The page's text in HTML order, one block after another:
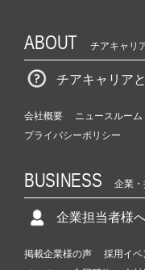
ABOUT チアキャリ
チアキャリア
会社概要 ニュースルーム
プライバシーポリシー
BUSINESS 企業
企業担当者様
掲載企業様の声 採用イベ